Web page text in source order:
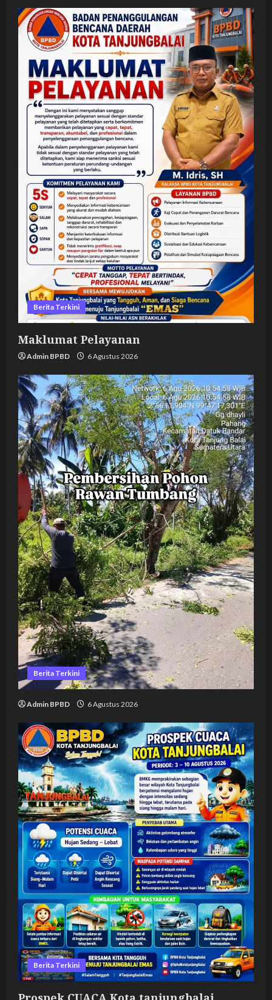
Berita Terkini
Maklumat Pelayanan
Admin BPBD 6 Agustus 2026
Berita Terkini
Admin BPBD 6 Agustus 2026
Berita Terkini